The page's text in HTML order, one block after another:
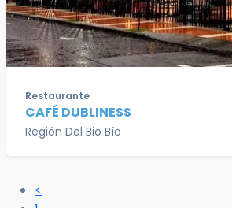
Restaurante
CAFÉ DUBLINESS
Región Del Bio Bío
<